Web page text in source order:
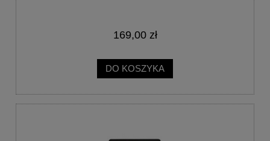
169,00 zł
DO KOSZYKA